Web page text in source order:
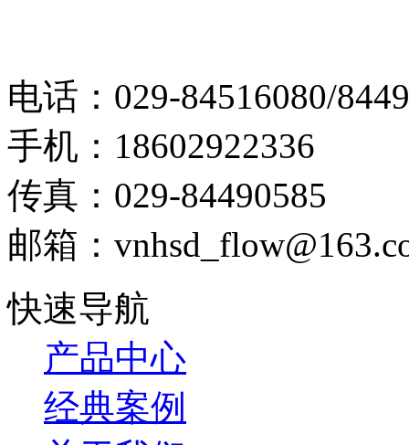
电话：029-84516080/
手机：18602922336
传真：029-84490585
邮箱：
快速导航
产品中心
经典案例